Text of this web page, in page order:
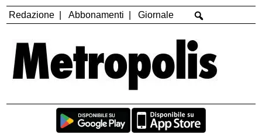
Redazione Abbonamenti Giornale